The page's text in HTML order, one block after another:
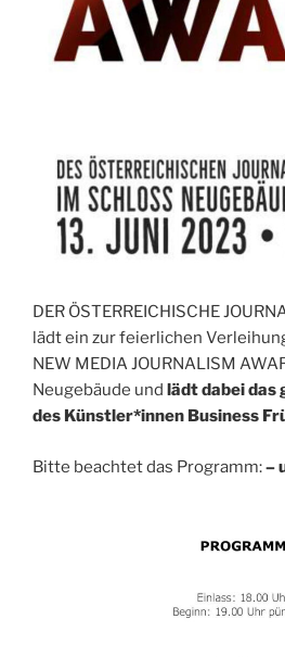
DER ÖSTERREICHISCHE
lädt ein zur feierlichen
NEW MEDIA JOURNALISM
Neugebäude und lädt dabei
des Künstler*innen Business
Bitte beachtet das Programm:–